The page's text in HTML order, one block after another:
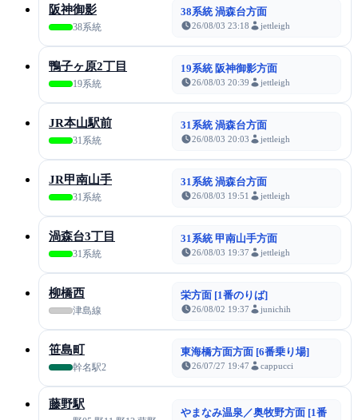
阪神御影
38系統
38系統 渦森台方面
26/08/03 23:18 jettleigh
鴨子ヶ原2丁目
19系統
19系統 阪神御影方面
26/08/03 20:39 jettleigh
JR本山駅前
31系統
31系統 渦森台方面
26/08/03 20:03 jettleigh
JR甲南山手
31系統
31系統 渦森台方面
26/08/03 19:51 jettleigh
渦森台3丁目
31系統
31系統 甲南山手方面
26/08/03 19:37 jettleigh
柳橋西
津島線
栄方面 [1番のりば]
26/08/02 19:37 junichih
笹島町
幹名駅2
東海橋方面方面 [6番乗り場]
26/07/27 19:47 cappucci
藤野駅
やまなみ温泉／奥牧野方面 [1番